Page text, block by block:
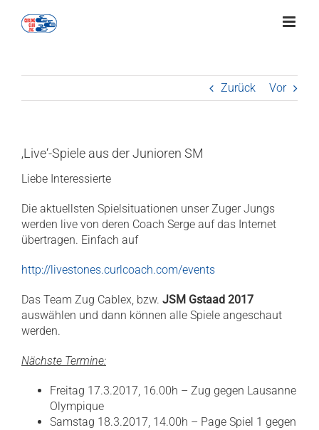
Inhalt
Zurück Vor
‚Live‘-Spiele aus der Junioren SM
Liebe Interessierte
Die aktuellsten Spielsituationen unser Zuger Jungs
werden live von deren Coach Serge auf das Internet
übertragen. Einfach auf
http://livestones.curlcoach.com/events
Das Team Zug Cablex, bzw. JSM Gstaad 2017
auswählen und dann können alle Spiele angeschaut
werden.
Nächste Termine:
Freitag 17.3.2017, 16.00h – Zug gegen Lausanne
Olympique
Samstag 18.3.2017, 14.00h – Page Spiel 1 gegen